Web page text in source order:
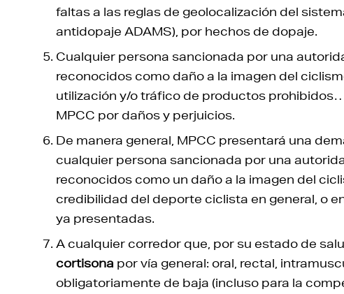
faltas a las reglas de geolocalización del
antidopaje ADAMS), por hechos de dopaje.
Cualquier persona sancionada por una
reconocidos como daño a la imagen del
utilización y/o tráfico de productos
MPCC por daños y perjuicios.
De manera general, MPCC presentará una
cualquier persona sancionada por una
reconocidos como un daño a la imagen del
credibilidad del deporte ciclista en general, o
ya presentadas.
A cualquier corredor que, por su estado de
cortisona por vía general: oral, rectal,
obligatoriamente de baja (incluso para la